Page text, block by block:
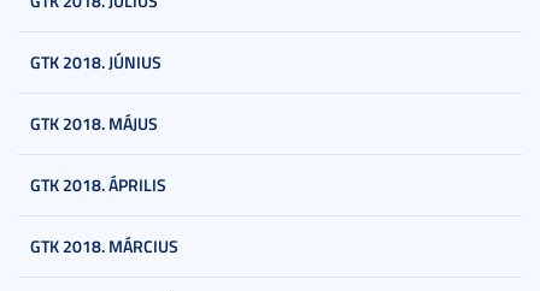
GTK 2018. JÚNIUS
GTK 2018. MÁJUS
GTK 2018. ÁPRILIS
GTK 2018. MÁRCIUS